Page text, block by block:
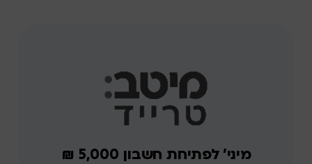
מיני' לפתיחת חשבון 5,000 ₪